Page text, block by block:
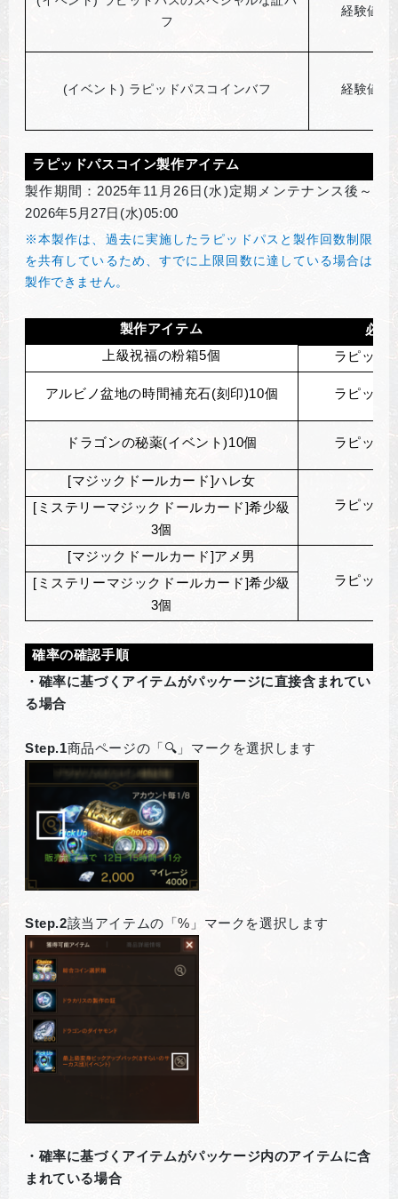
フ
経験値獲
(イベント) ラピッドパスコインバフ 経験値獲
ラピッドパスコイン製作アイテム
製作期間：2025年11月26日(水)定期メンテナンス後～
2026年5月27日(水)05:00
※本製作は、過去に実施したラピッドパスと製作回数制限
を共有しているため、すでに上限回数に達している場合は
製作できません。
製作アイテム
必要
上級祝福の粉箱5個
ラピッド
アルビノ盆地の時間補充石(刻印)10個 ラピッド
ドラゴンの秘薬(イベント)10個 ラピッド
[マジックドールカード]ハレ女
ラピッド
[ ミステリーマジックドールカード]希少級
3個
[マジックドールカード]アメ男
ラピッド
[ ミステリーマジックドールカード]希少級
3個
確率の確認手順
・確率に基づくアイテムがパッケージに直接含まれてい
る場合
Step.1商品ページの「🔍」マークを選択します
Step.2該当アイテムの「%」マークを選択します
・確率に基づくアイテムがパッケージ内のアイテムに含
まれている場合